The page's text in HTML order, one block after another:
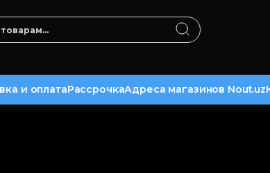
и оплатаРассрочкаАдреса магазинов Nout.uz